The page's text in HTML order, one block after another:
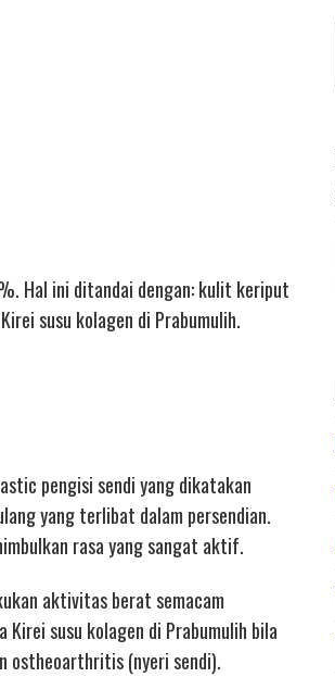
Hal ini ditandai dengan: kulit keriput
susu kolagen di Prabumulih.
pengisi sendi yang dikatakan
yang terlibat dalam persendian.
rasa yang sangat aktif.
aktivitas berat semacam
susu kolagen di Prabumulih bila
ostheoarthritis (nyeri sendi).